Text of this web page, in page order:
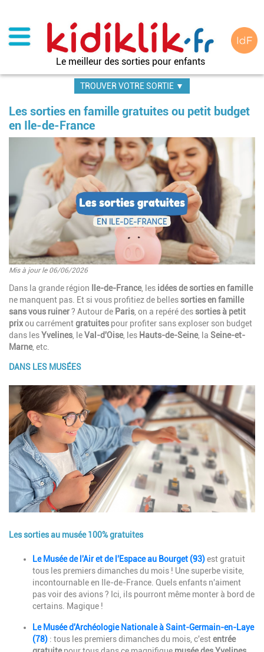
contenu
principal
Le meilleur des sorties pour enfants
TROUVER VOTRE SORTIE ▼
Les sorties en famille gratuites ou petit budget
en Ile-de-France
Mis à jour le 06/06/2026
Introduction
Dans la grande région Ile-de-France, les idées de sorties en famille
ne manquent pas. Et si vous profitiez de bellessorties en famille
sans vous ruiner? Autour de Paris , on a repéré dessorties à petit
prixou carrémentgratuites pour profiter sans exploser son budget
dans lesYvelines , leVal-d'Oise, les Hauts-de-Seine, la Seine-et-
Marne, etc.
Paragraphes
DANS LES MUSÉES
Image
Les sorties au musée 100% gratuites
DescriptionLe Musée de l'Air et de l'Espace au Bourget (93)est gratuit
tous les premiers dimanches du mois ! Une superbe visite,
incontournable en Ile-de-France. Quels enfants n'aiment
pas voir des avions ? Ici, ils pourront même monter à bord de
certains. Magique !
Le Musée d'Archéologie Nationale à Saint-Germain-en-Laye
(78) : tous les premiers dimanches du mois, c'estentrée